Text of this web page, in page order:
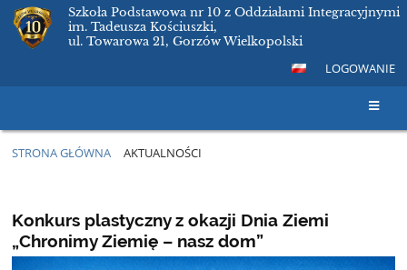
Szkoła Podstawowa nr 10 z Oddziałami Integracyjnymi
im. Tadeusza Kościuszki,
ul. Towarowa 21, Gorzów Wielkopolski
LOGOWANIE
STRONA GŁÓWNA AKTUALNOŚCI
Konkurs plastyczny z okazji Dnia Ziemi
„Chronimy Ziemię – nasz dom”